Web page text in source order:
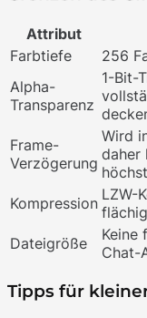
Attribut
Farbtiefe
256
Alpha-
Transparenz
1-Bit-
Frame-
Verzögerung
Wird
daher
Kompression LZW-
Dateigröße
Keine
Chat-
Tipps für